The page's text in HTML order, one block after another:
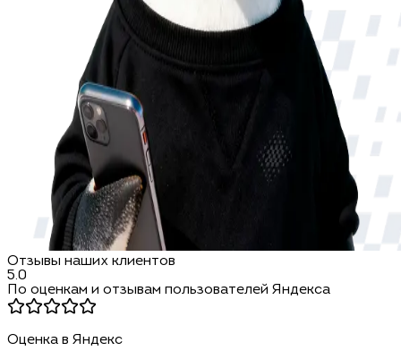
Отзывы наших клиентов
5.0
По оценкам и отзывам пользователей Яндекса
Оценка в Яндекс